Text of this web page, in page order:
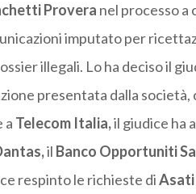
Provera nel processo a
imputato per
illegali. Lo ha deciso il
presentata dalla società,
a Telecom Italia,il giudice ha
il Banco Opportuniti Sa
respinto le richieste diAsati